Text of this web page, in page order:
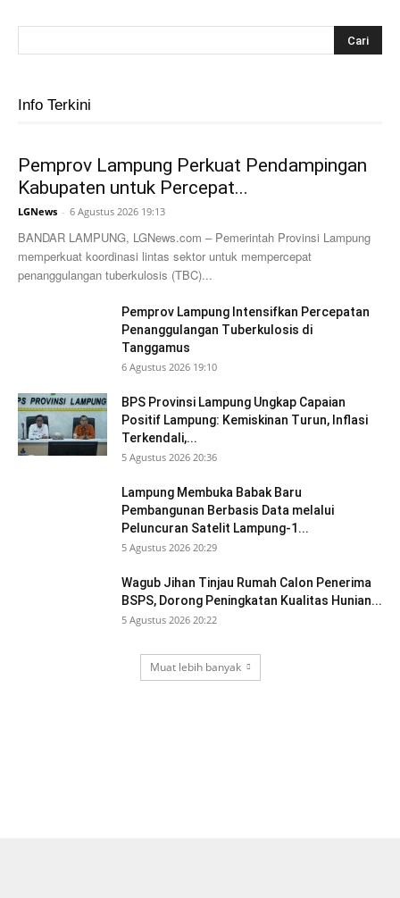
Info Terkini
Pemprov Lampung Perkuat Pendampingan
Kabupaten untuk Percepat...
LGNews - 6 Agustus 2026 19:13
BANDAR LAMPUNG, LGNews.com – Pemerintah Provinsi Lampung
memperkuat koordinasi lintas sektor untuk mempercepat
penanggulangan tuberkulosis (TBC)...
Pemprov Lampung Intensifkan Percepatan
Penanggulangan Tuberkulosis di
Tanggamus
6 Agustus 2026 19:10
BPS Provinsi Lampung Ungkap Capaian
Positif Lampung: Kemiskinan Turun, Inflasi
Terkendali,...
5 Agustus 2026 20:36
Lampung Membuka Babak Baru
Pembangunan Berbasis Data melalui
Peluncuran Satelit Lampung-1...
5 Agustus 2026 20:29
Wagub Jihan Tinjau Rumah Calon Penerima
BSPS, Dorong Peningkatan Kualitas Hunian...
5 Agustus 2026 20:22
Muat lebih banyak